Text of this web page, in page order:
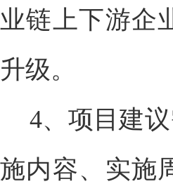
业链上下游企
升级。
4、项目建
施内容、实施